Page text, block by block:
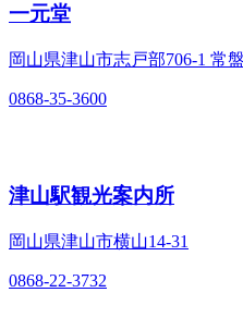
一元堂
岡山県津山市志戸部706-1 常
0868-35-3600
津山駅観光案内所
岡山県津山市横山14-31
0868-22-3732